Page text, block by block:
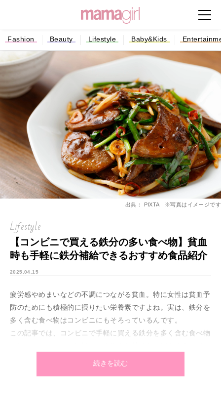
Fashion Beauty Lifestyle Baby&Kids
出典： PIXTA ※写真はイメージです
Lifestyle
【コンビニで買える鉄分の多い食べ物】貧血
時も手軽に鉄分補給できるおすすめ食品紹介
2025.04.15
疲労感やめまいなどの不調につながる貧血。特に女性は貧血予
防のためにも積極的に摂りたい栄養素ですよね。実は、鉄分を
多く含む食べ物はコンビニにもそろっているんです。
この記事では、コンビニで手軽に買える鉄分を多く含む食べ物
鉄分不足に悩む全女子必見ですよ！
続きを読む